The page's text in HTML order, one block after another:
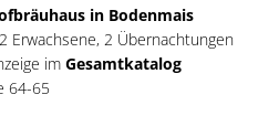
in Bodenmais
Erwachsene, 2 Übernachtungen
im Gesamtkatalog
64-65